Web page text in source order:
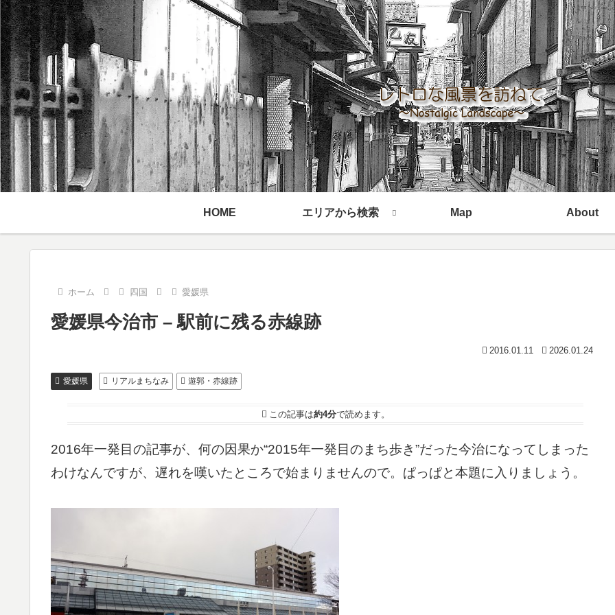
HOME エリアから検索 Map About
ホーム 四国 愛媛県
愛媛県今治市 – 駅前に残る赤線跡
2016.01.11 2026.01.24
愛媛県 リアルまちなみ 遊郭・赤線跡
この記事は約4分で読めます。
2016年一発目の記事が、何の因果か“2015年一発目のまち歩き”だった今治になってしまった
わけなんですが、遅れを嘆いたところで始まりませんので。ぱっぱと本題に入りましょう。